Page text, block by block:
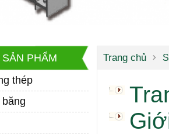
PHẨM
thép
Trang chủ